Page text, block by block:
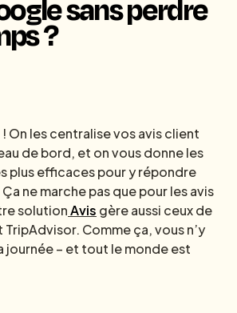
?
! On les centralise vos avis client
de bord, et on vous donne les
plus efficaces pour y répondre
ne marche pas que pour les avis
solutionAvis gère aussi ceux de
Comme ça, vous n’y
journée – et tout le monde est